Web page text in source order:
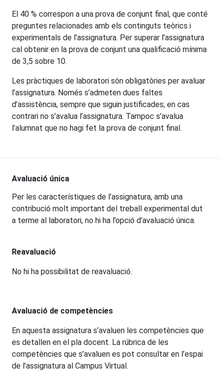
El 40 % correspon a una prova de conjunt final, que conté
preguntes relacionades amb els continguts teòrics i
experimentals de l’assignatura. Per superar l’assignatura
cal obtenir en la prova de conjunt una qualificació mínima
de 3,5 sobre 10.
Les pràctiques de laboratori són obligatòries per avaluar
l’assignatura. Només s’admeten dues faltes
d’assistència, sempre que siguin justificades; en cas
contrari no s’avalua l’assignatura. Tampoc s’avalua
l’alumnat que no hagi fet la prova de conjunt final.
Avaluació única
Per les característiques de l’assignatura, amb una
contribució molt important del treball experimental dut
a terme al laboratori, no hi ha l’opció d’avaluació única.
Reavaluació
No hi ha possibilitat de reavaluació.
Avaluació de competències
En aquesta assignatura s’avaluen les competències que
es detallen en el pla docent. La rúbrica de les
competències que s’avaluen es pot consultar en l’espai
de l’assignatura al Campus Virtual.